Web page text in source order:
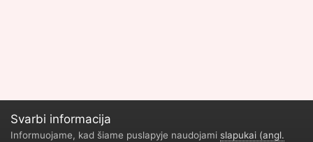
Svarbi informacija
Informuojame, kad šiame puslapyje naudojami slapukai (angl.